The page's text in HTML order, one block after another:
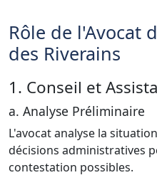
Rôle de l'Avocat
des Riverains
1. Conseil et
a. Analyse Préliminaire
L'avocat analyse la
décisions administratives
contestation possibles.